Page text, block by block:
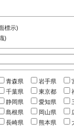
標示)
)
青森県 岩手県
千葉県 東京都
静岡県 愛知県
島根県 岡山県
長崎県 熊本県